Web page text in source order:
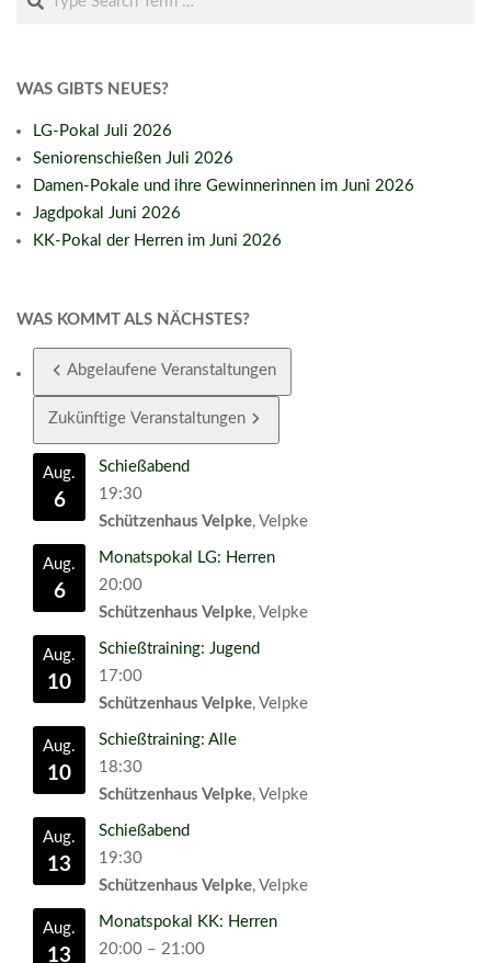
WAS GIBTS NEUES?
LG-Pokal Juli 2026
Seniorenschießen Juli 2026
Damen-Pokale und ihre Gewinnerinnen im Juni 2026
Jagdpokal Juni 2026
KK-Pokal der Herren im Juni 2026
WAS KOMMT ALS NÄCHSTES?
Abgelaufene Veranstaltungen
Zukünftige Veranstaltungen
Aug.
6
Schießabend
19:30
Schützenhaus Velpke, Velpke
Aug.
6
Monatspokal LG: Herren
20:00
Schützenhaus Velpke, Velpke
Aug.
10
Schießtraining: Jugend
17:00
Schützenhaus Velpke, Velpke
Aug.
10
Schießtraining: Alle
18:30
Schützenhaus Velpke, Velpke
Aug.
13
Schießabend
19:30
Schützenhaus Velpke, Velpke
Aug.
13
Monatspokal KK: Herren
20:00 – 21:00